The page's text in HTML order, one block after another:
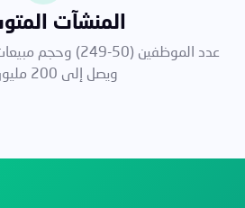
المنشآت
ويصل إلى 200 مليون ريال